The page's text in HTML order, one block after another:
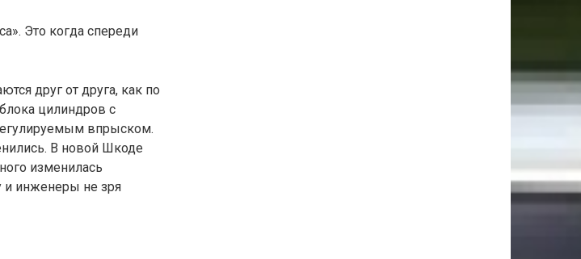
Это когда спереди
друг от друга, как по
цилиндров с
впрыском.
В новой Шкоде
изменилась
и инженеры не зря